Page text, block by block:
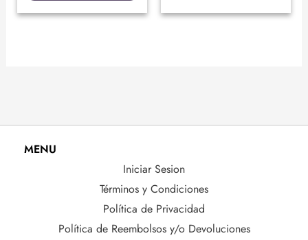
MENU
Iniciar Sesion
Términos y Condiciones
Política de Privacidad
Política de Reembolsos y/o Devoluciones